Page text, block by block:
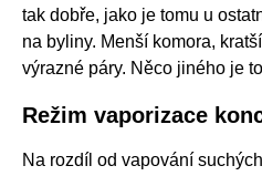
tak dobře, jako je tomu u
na byliny. Menší komora,
výrazné páry. Něco jiného je
Režim vaporizace
Na rozdíl od vapování